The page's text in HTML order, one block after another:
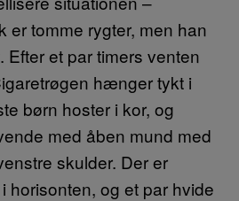
er tomme rygter, men han
Efter et par timers venten
hænger tykt i
børn hoster i kor, og
med åben mund med
skulder. Der er
og et par hvide